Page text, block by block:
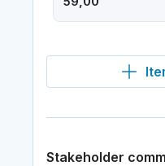
Stakeholder